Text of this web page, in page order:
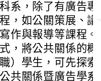
系，除了有廣告
，如公關策展、
作與報導等課程
，將公共關係的
）學生，可先探
共關係暨廣告學